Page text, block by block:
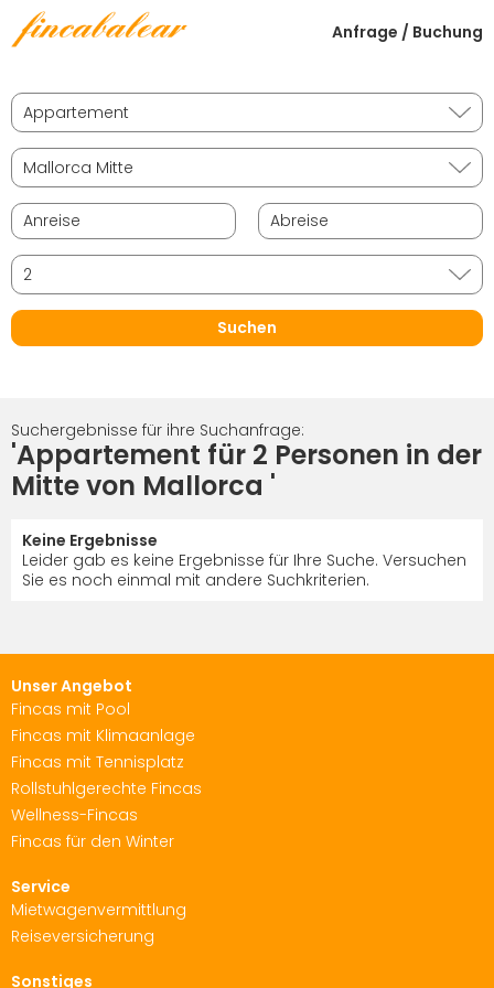
Anfrage / Buchung
Suchergebnisse für ihre Suchanfrage:
'Appartement für 2 Personen in der
Mitte von Mallorca '
Keine Ergebnisse
Leider gab es keine Ergebnisse für Ihre Suche. Versuchen
Sie es noch einmal mit andere Suchkriterien.
Unser Angebot
Fincas mit Pool
Fincas mit Klimaanlage
Fincas mit Tennisplatz
Rollstuhlgerechte Fincas
Wellness-Fincas
Fincas für den Winter
Service
Mietwagenvermittlung
Reiseversicherung
Sonstiges